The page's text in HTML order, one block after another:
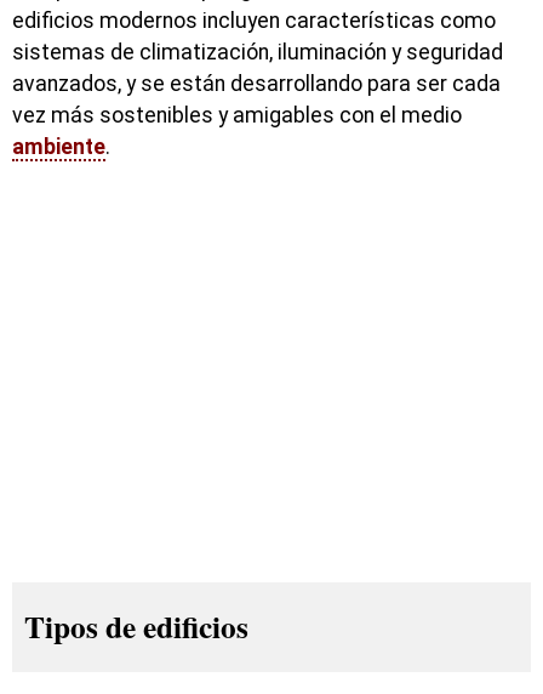
edificios modernos incluyen características como
sistemas de climatización, iluminación y seguridad
avanzados, y se están desarrollando para ser cada
vez más sostenibles y amigables con el medio
ambiente.
Tipos de edificios